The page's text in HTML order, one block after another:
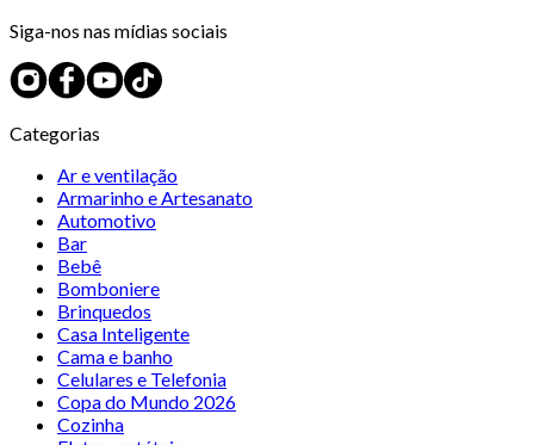
Siga-nos nas mídias sociais
Categorias
Ar e ventilação
Armarinho e Artesanato
Automotivo
Bar
Bebê
Bomboniere
Brinquedos
Casa Inteligente
Cama e banho
Celulares e Telefonia
Copa do Mundo 2026
Cozinha